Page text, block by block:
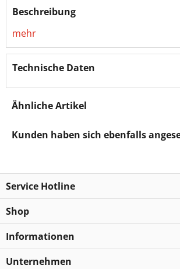
Beschreibung
mehr
Technische Daten
Ähnliche Artikel
Kunden haben sich ebenfalls
Service Hotline
Shop
Informationen
Unternehmen